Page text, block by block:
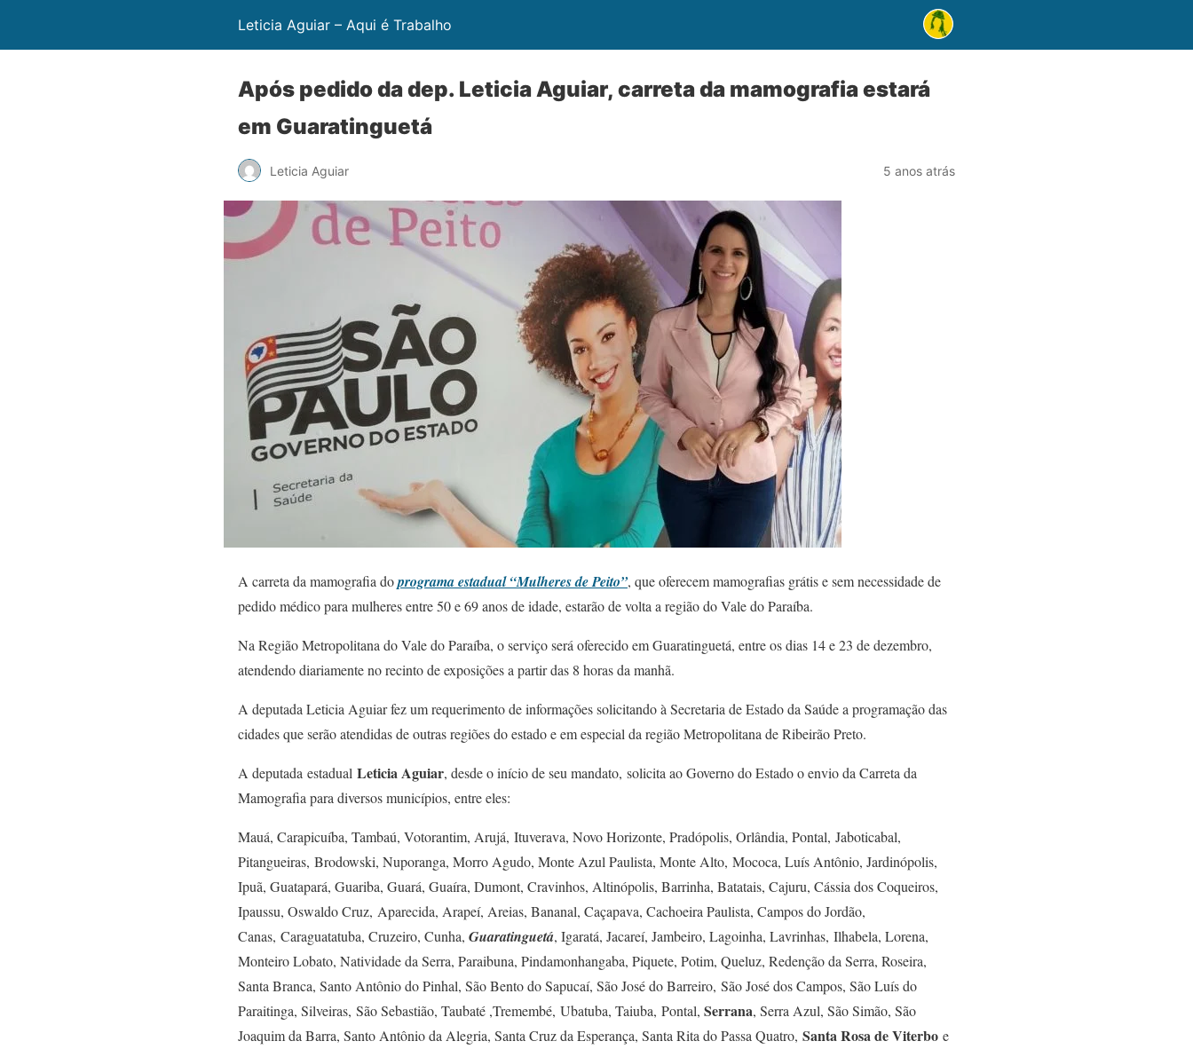
Leticia Aguiar – Aqui é Trabalho
Após pedido da dep. Leticia Aguiar, carreta da mamografia estará
em Guaratinguetá
Leticia Aguiar 5 anos atrás
A carreta da mamografia doprograma estadual “Mulheres de Peito”, que oferecem mamografias grátis e sem necessidade de
pedido médico para mulheres entre 50 e 69 anos de idade, estarão de volta a região do Vale do Paraíba.
Na Região Metropolitana do Vale do Paraíba, o serviço será oferecido em Guaratinguetá, entre os dias 14 e 23 de dezembro,
atendendo diariamente no recinto de exposições a partir das 8 horas da manhã.
A deputada Leticia Aguiar fez um requerimento de informações solicitando à Secretaria de Estado da Saúde a programação das
cidades que serão atendidas de outras regiões do estado e em especial da região Metropolitana de Ribeirão Preto.
A deputada estadual Leticia Aguiar, desde o início de seu mandato, solicita ao Governo do Estado o envio da Carreta da
Mamografia para diversos municípios, entre eles:
Mauá, Carapicuíba, Tambaú, Votorantim, Arujá, Ituverava, Novo Horizonte, Pradópolis, Orlândia, Pontal, Jaboticabal,
Pitangueiras, Brodowski, Nuporanga, Morro Agudo, Monte Azul Paulista, Monte Alto, Mococa, Luís Antônio, Jardinópolis,
Ipuã, Guatapará, Guariba, Guará, Guaíra, Dumont, Cravinhos, Altinópolis, Barrinha, Batatais, Cajuru, Cássia dos Coqueiros,
Ipaussu, Oswaldo Cruz, Aparecida, Arapeí, Areias, Bananal, Caçapava, Cachoeira Paulista, Campos do Jordão,
Canas, Caraguatatuba, Cruzeiro, Cunha, Guaratinguetá, Igaratá, Jacareí, Jambeiro, Lagoinha, Lavrinhas, Ilhabela, Lorena,
Monteiro Lobato, Natividade da Serra, Paraibuna, Pindamonhangaba, Piquete, Potim, Queluz, Redenção da Serra, Roseira,
Santa Branca, Santo Antônio do Pinhal, São Bento do Sapucaí, São José do Barreiro, São José dos Campos, São Luís do
Paraitinga, Silveiras, São Sebastião, Taubaté ,Tremembé, Ubatuba, Taiuba, Pontal, Serrana, Serra Azul, São Simão, São
Joaquim da Barra, Santo Antônio da Alegria, Santa Cruz da Esperança, Santa Rita do Passa Quatro, Santa Rosa de Viterbo e